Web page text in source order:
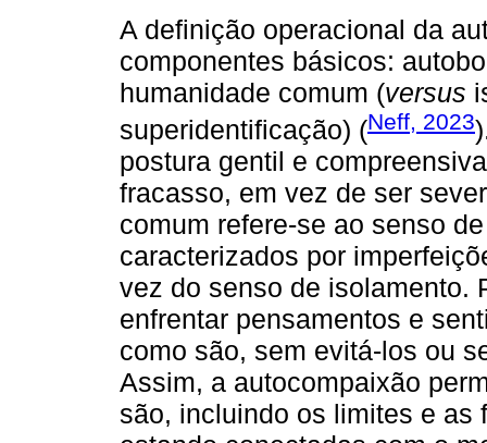
A definição operacional da
componentes básicos:
humanidade comum (versus
superidentificação) (Neff, 2023
postura gentil e
fracasso, em vez de ser
comum refere-se ao senso
caracterizados por
vez do senso de isolamento.
enfrentar pensamentos e
como são, sem evitá-los ou
Assim, a autocompaixão
são, incluindo os limites e as